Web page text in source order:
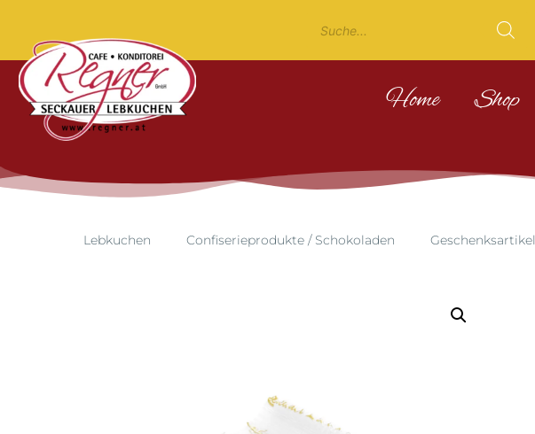
Home Shop
Lebkuchen Confiserieprodukte / Schokoladen Geschenksartikel